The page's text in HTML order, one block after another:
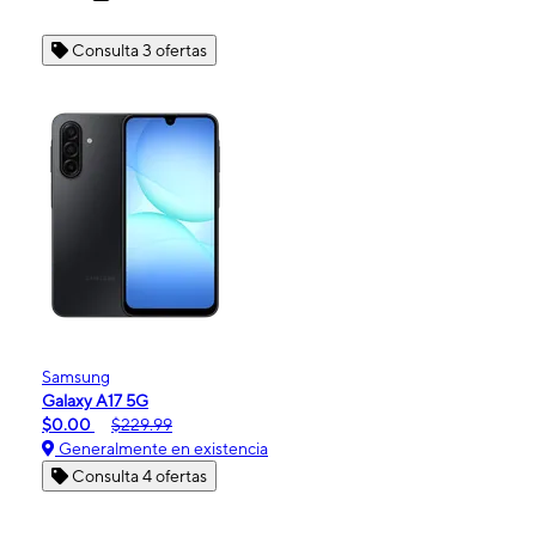
Consulta 3 ofertas
Samsung
Galaxy A17 5G
$0.00
$229.99
Generalmente en existencia
Consulta 4 ofertas